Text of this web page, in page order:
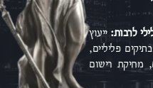
לרבות:ייעוץ
פליליים,
מחיקת רישום